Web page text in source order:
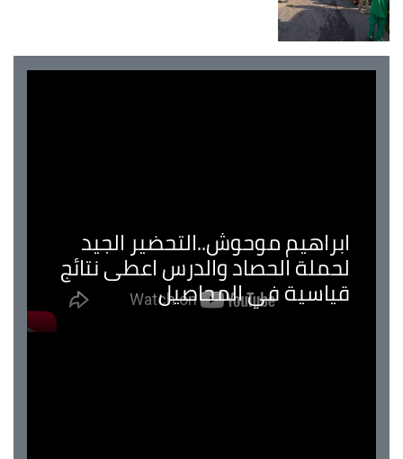
ابراهيم موحوش..التحضير الجيد
لحملة الحصاد والدرس اعطى نتائج
قياسية في المحاصيل